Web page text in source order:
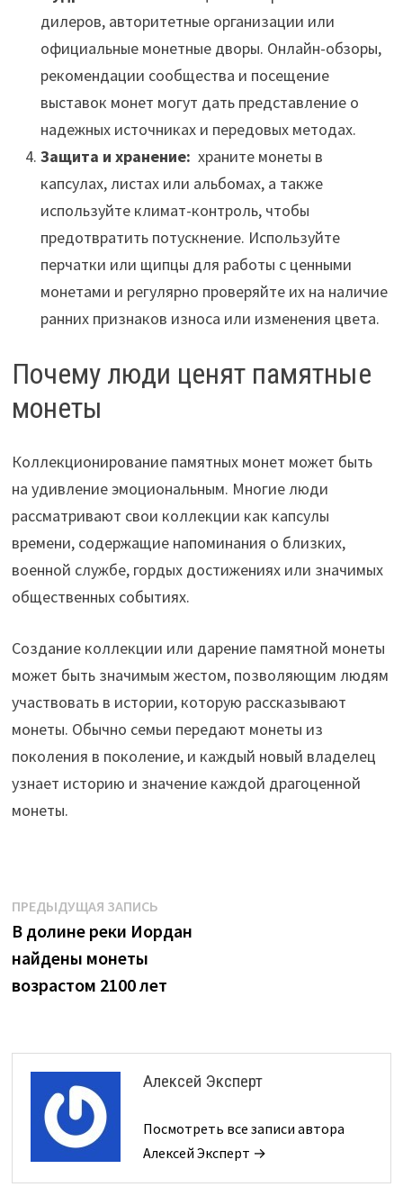
дилеров, авторитетные организации или
официальные монетные дворы. Онлайн-обзоры,
рекомендации сообщества и посещение
выставок монет могут дать представление о
надежных источниках и передовых методах.
Защита и хранение: храните монеты в
капсулах, листах или альбомах, а также
используйте климат-контроль, чтобы
предотвратить потускнение. Используйте
перчатки или щипцы для работы с ценными
монетами и регулярно проверяйте их на наличие
ранних признаков износа или изменения цвета.
Почему люди ценят памятные
монеты
Коллекционирование памятных монет может быть
на удивление эмоциональным. Многие люди
рассматривают свои коллекции как капсулы
времени, содержащие напоминания о близких,
военной службе, гордых достижениях или значимых
общественных событиях.
Создание коллекции или дарение памятной монеты
может быть значимым жестом, позволяющим людям
участвовать в истории, которую рассказывают
монеты. Обычно семьи передают монеты из
поколения в поколение, и каждый новый владелец
узнает историю и значение каждой драгоценной
монеты.
Навигация
по
записям
ПРЕДЫДУЩАЯ ЗАПИСЬПредыдущая
запись:
В долине реки Иордан
найдены монеты
возрастом 2100 лет
Алексей Эксперт
Посмотреть все записи автора
Алексей Эксперт →